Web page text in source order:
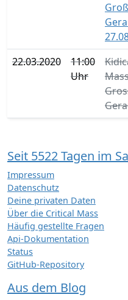
22.03.2020
11:00
Uhr
Seit 5522 Tagen im
Impressum
Datenschutz
Deine privaten Daten
Über die Critical Mass
Häufig gestellte Fragen
Api-Dokumentation
Status
GitHub-Repository
Aus dem Blog